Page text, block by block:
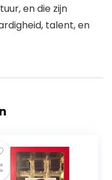
en die zijn
talent, en